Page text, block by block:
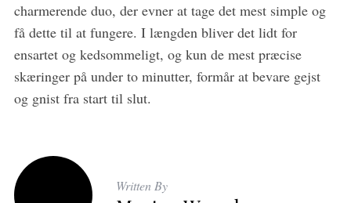
charmerende duo, der evner at tage det mest simple og
få dette til at fungere. I længden bliver det lidt for
ensartet og kedsommeligt, og kun de mest præcise
skæringer på under to minutter, formår at bevare gejst
og gnist fra start til slut.
Written By